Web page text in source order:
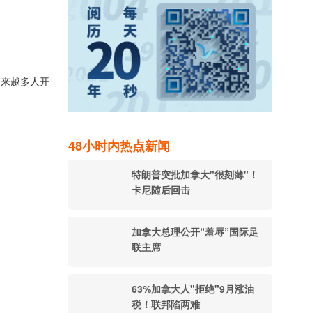
越多人开
48小时内热点新闻
特朗普突批加拿大"很刻薄"！
卡尼随后回击
加拿大总理公开“羞辱”国际足
联主席
63%加拿大人"拒绝"9月涨油
税！联邦陷两难